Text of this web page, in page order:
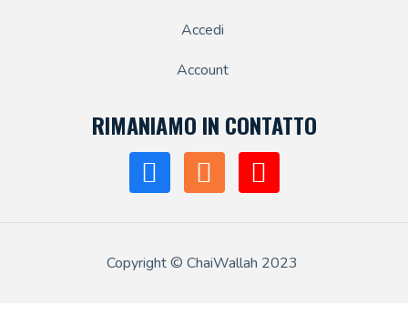
Accedi
Account
RIMANIAMO IN CONTATTO
Copyright © ChaiWallah 2023